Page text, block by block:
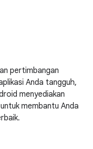
pertimbangan
Anda tangguh,
menyediakan
membantu Anda